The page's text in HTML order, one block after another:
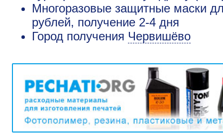
Многоразовые защитные маски
рублей, получение 2-4 дня
Город получения Червишёво